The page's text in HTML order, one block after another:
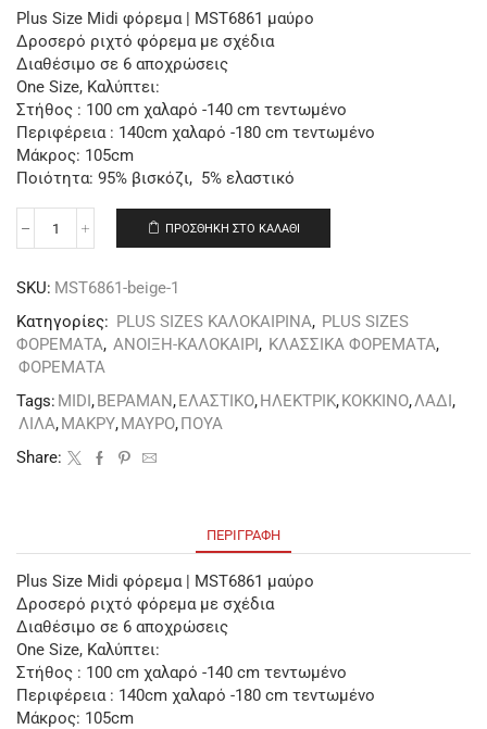
Plus Size Μidi φόρεμα | MST6861 μαύρο
Δροσερό ριχτό φόρεμα με σχέδια
Διαθέσιμο σε 6 αποχρώσεις
One Size, Καλύπτει:
Στήθος : 100 cm χαλαρό -140 cm τεντωμένο
Περιφέρεια : 140cm χαλαρό -180 cm τεντωμένο
Μάκρος: 105cm
Ποιότητα: 95% βισκόζι, 5% ελαστικό
ΠΡΟΣΘΉΚΗ ΣΤΟ ΚΑΛΆΘΙ
SKU: MST6861-beige-1
Κατηγορίες: PLUS SIZES ΚΑΛΟΚΑΙΡΙΝΑ, PLUS SIZES
ΦΟΡΕΜΑΤΑ, ΑΝΟΙΞΗ-ΚΑΛΟΚΑΙΡΙ, ΚΛΑΣΣΙΚΑ ΦΟΡΕΜΑΤΑ,
ΦΟΡΕΜΑΤΑ
Tags: MIDI,ΒΕΡΑΜΑΝ,ΕΛΑΣΤΙΚΟ,ΗΛΕΚΤΡΙΚ,ΚΟΚΚΙΝΟ,ΛΑΔΙ,
ΛΙΛΑ,ΜΑΚΡΥ,ΜΑΥΡΟ,ΠΟΥΑ
Share:
ΠΕΡΙΓΡΑΦΉ
Plus Size Μidi φόρεμα | MST6861 μαύρο
Δροσερό ριχτό φόρεμα με σχέδια
Διαθέσιμο σε 6 αποχρώσεις
One Size, Καλύπτει:
Στήθος : 100 cm χαλαρό -140 cm τεντωμένο
Περιφέρεια : 140cm χαλαρό -180 cm τεντωμένο
Μάκρος: 105cm